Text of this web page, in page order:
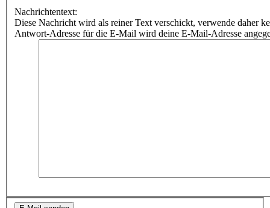
Nachrichtentext:
Diese Nachricht wird als reiner Text verschickt, verwende daher
Antwort-Adresse für die E-Mail wird deine E-Mail-Adresse